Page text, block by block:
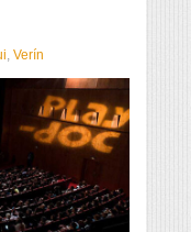
, Verín